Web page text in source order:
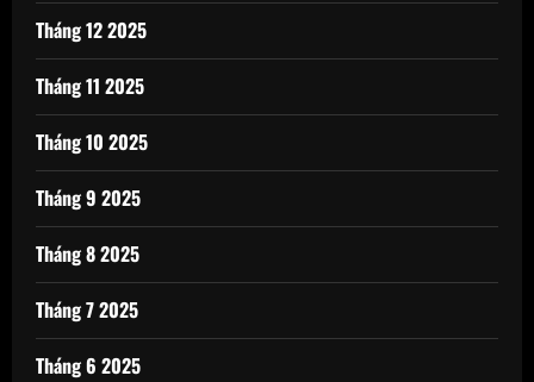
Tháng 12 2025
Tháng 11 2025
Tháng 10 2025
Tháng 9 2025
Tháng 8 2025
Tháng 7 2025
Tháng 6 2025